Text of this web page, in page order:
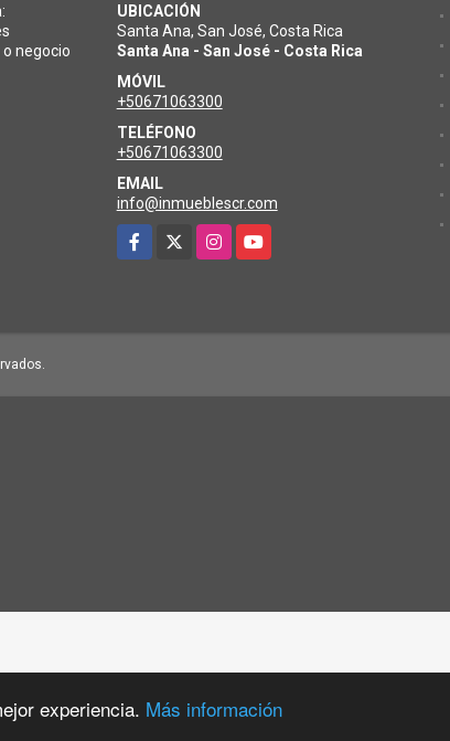
experiencia. Más información
negocio
UBICACIÓN
Santa Ana, San José, Costa Rica
Santa Ana - San José - Costa Rica
MÓVIL
+50671063300
TELÉFONO
+50671063300
EMAIL
info@inmueblescr.com
Facebook
InstagramYouTube